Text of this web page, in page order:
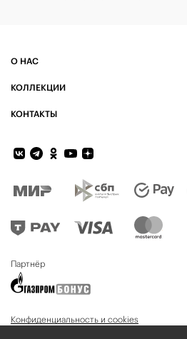
О НАС
КОЛЛЕКЦИИ
КОНТАКТЫ
Партнёр
Конфиденциальность и cookies